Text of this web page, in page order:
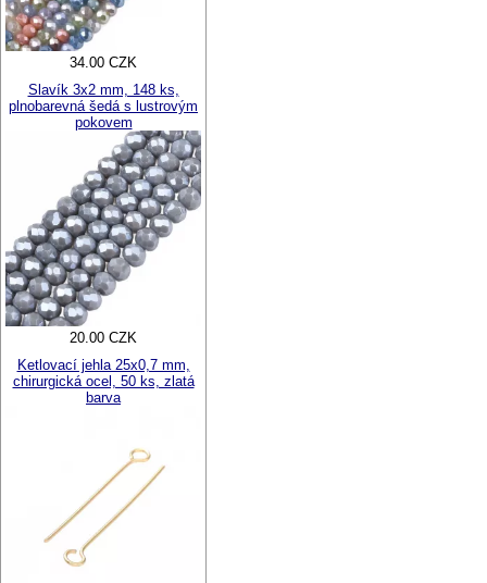
34.00 CZK
Slavík 3x2 mm, 148 ks,
plnobarevná šedá s lustrovým
pokovem
20.00 CZK
Ketlovací jehla 25x0,7 mm,
chirurgická ocel, 50 ks, zlatá
barva